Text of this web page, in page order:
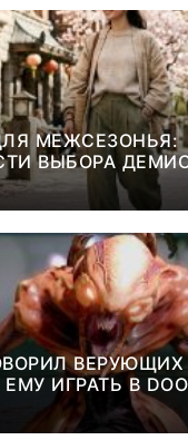
МЕЖСЕЗОНЬЯ:
ВЫБОРА
ИГРАТЬ В
ИГРА